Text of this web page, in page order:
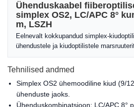
Ühenduskaabel
simplex OS2, LC/APC 8°
m, LSZH
Eelnevalt kokkupandud simplex-
ühendustele ja kiudoptilistele
Tehnilised andmed
Simplex OS2 ühemoodiline kiud (9/
ühenduste jaoks.
Ühenduskombinatsioon: LC/APC 8°